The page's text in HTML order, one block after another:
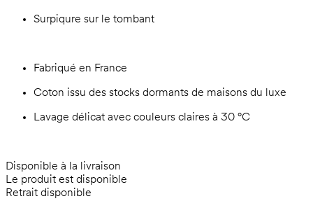
Surpiqure sur le tombant
Fabriqué en France
Coton issu des stocks dormants de maisons du luxe
Lavage délicat avec couleurs claires à 30 °C
Disponible à la livraison
Le produit est disponible
Retrait disponible